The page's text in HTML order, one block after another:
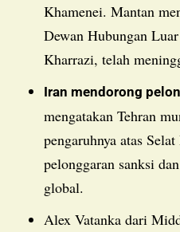
Khamenei. Mantan
Dewan Hubungan
Kharrazi, telah
Iran mendorong
mengatakan Tehran
pengaruhnya atas
pelonggaran sanksi
global.
Alex Vatanka dari